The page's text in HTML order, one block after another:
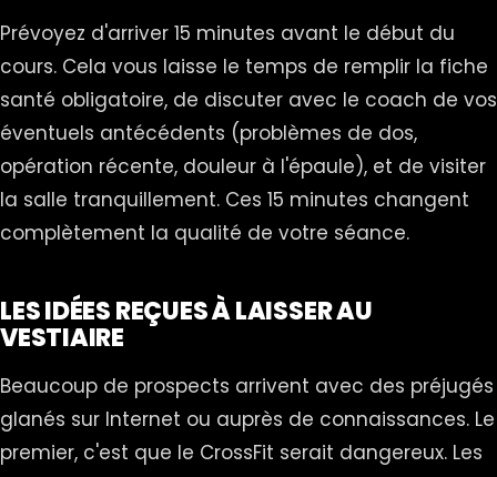
Prévoyez d'arriver 15 minutes avant le début du
cours. Cela vous laisse le temps de remplir la fiche
santé obligatoire, de discuter avec le coach de vos
éventuels antécédents (problèmes de dos,
opération récente, douleur à l'épaule), et de visiter
la salle tranquillement. Ces 15 minutes changent
complètement la qualité de votre séance.
LES IDÉES REÇUES À LAISSER AU
VESTIAIRE
Beaucoup de prospects arrivent avec des préjugés
glanés sur Internet ou auprès de connaissances. Le
premier, c'est que le CrossFit serait dangereux. Les